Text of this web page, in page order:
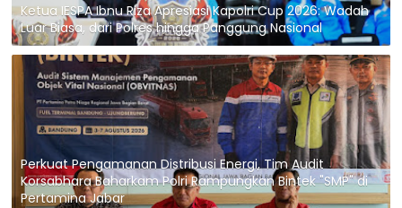
Ketua IESPA Ibnu Riza Apresiasi Kapolri Cup 2026: Wadah
Luar Biasa, dari Polres hingga Panggung Nasional
Perkuat Pengamanan Distribusi Energi, Tim Audit
Korsabhara Baharkam Polri Rampungkan Bintek "SMP" di
Pertamina Jabar